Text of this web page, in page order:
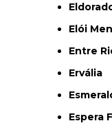
Elói
Entre
Ervália
Espera